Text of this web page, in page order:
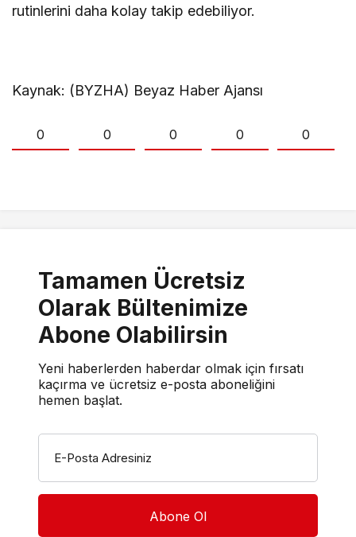
rutinlerini daha kolay takip edebiliyor.
Kaynak: (BYZHA) Beyaz Haber Ajansı
0 0 0 0 0
Tamamen Ücretsiz
Olarak Bültenimize
Abone Olabilirsin
Yeni haberlerden haberdar olmak için fırsatı
kaçırma ve ücretsiz e-posta aboneliğini
hemen başlat.
E-Posta Adresiniz